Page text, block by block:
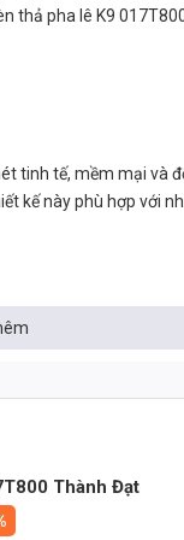
thả pha lê K9
tinh tế, mềm mại và
kế này phù hợp với
oxit chì cao.
lê K9 cũng có khả
có độ bền cao, khả
Thành Đạt